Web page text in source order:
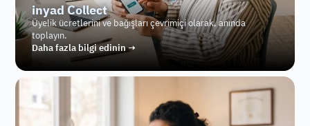
inyad Collect
Üyelik ücretlerini ve bağışları çevrimiçi olarak, anında
toplayın.
Daha fazla bilgi edinin →